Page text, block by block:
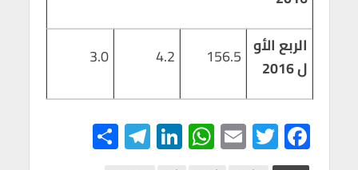
الربع الأو
ل 2016
156.5
4.2
3.0
F
T
E
W
Li
Te